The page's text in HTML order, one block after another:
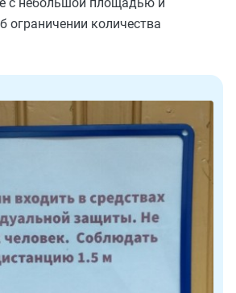
с небольшой площадью и
ограничении количества